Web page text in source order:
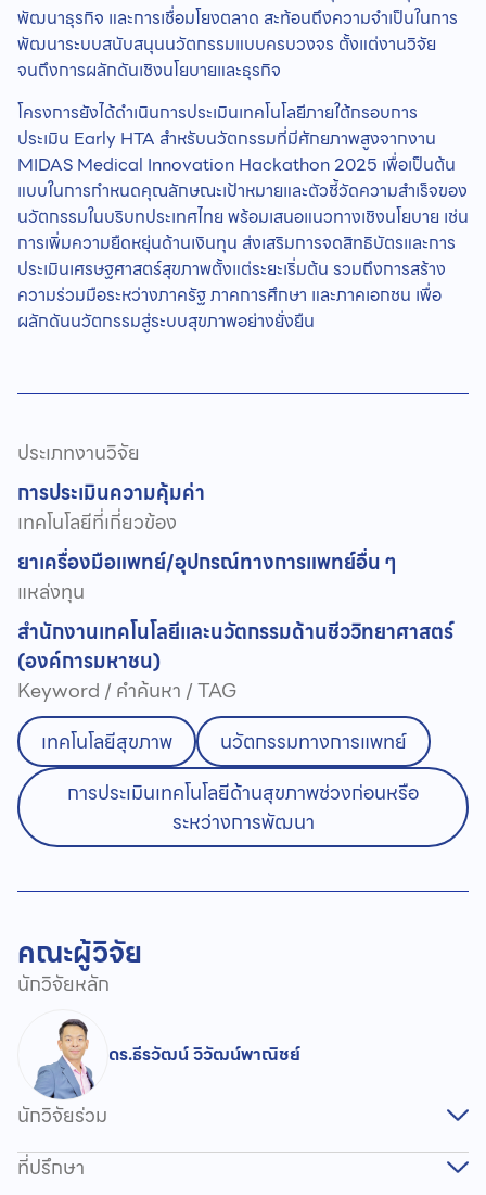
พัฒนาธุรกิจ และการเชื่อมโยงตลาด สะท้อนถึงความจำเป็นในการ
พัฒนาระบบสนับสนุนนวัตกรรมแบบครบวงจร ตั้งแต่งานวิจัย
จนถึงการผลักดันเชิงนโยบายและธุรกิจ
โครงการยังได้ดำเนินการประเมินเทคโนโลยีภายใต้กรอบการ
ประเมิน Early HTA สำหรับนวัตกรรมที่มีศักยภาพสูงจากงาน
MIDAS Medical Innovation Hackathon 2025 เพื่อเป็นต้น
แบบในการกำหนดคุณลักษณะเป้าหมายและตัวชี้วัดความสำเร็จของ
นวัตกรรมในบริบทประเทศไทย พร้อมเสนอแนวทางเชิงนโยบาย เช่น
การเพิ่มความยืดหยุ่นด้านเงินทุน ส่งเสริมการจดสิทธิบัตรและการ
ประเมินเศรษฐศาสตร์สุขภาพตั้งแต่ระยะเริ่มต้น รวมถึงการสร้าง
ความร่วมมือระหว่างภาครัฐ ภาคการศึกษา และภาคเอกชน เพื่อ
ผลักดันนวัตกรรมสู่ระบบสุขภาพอย่างยั่งยืน
ประเภทงานวิจัย
การประเมินความคุ้มค่า
เทคโนโลยีที่เกี่ยวข้อง
ยาเครื่องมือแพทย์/อุปกรณ์ทางการแพทย์อื่น ๆ
แหล่งทุน
สำนักงานเทคโนโลยีและนวัตกรรมด้านชีววิทยาศาสตร์
(องค์การมหาชน)
Keyword / คำค้นหา / TAG
เทคโนโลยีสุขภาพ
นวัตกรรมทางการแพทย์
การประเมินเทคโนโลยีด้านสุขภาพช่วงก่อนหรือ
ระหว่างการพัฒนา
คณะผู้วิจัย
นักวิจัยหลัก
ดร.ธีรวัฒน์ วิวัฒน์พาณิชย์
นักวิจัยร่วม
ที่ปรึกษา